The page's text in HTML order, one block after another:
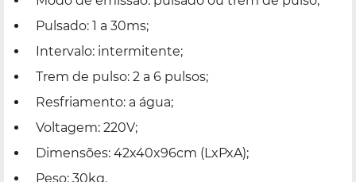
Pulsado: 1 a 30ms;
Intervalo: intermitente;
Trem de pulso: 2 a 6 pulsos;
Resfriamento: a água;
Voltagem: 220V;
Dimensões: 42x40x96cm (LxPxA);
Peso: 30kg.